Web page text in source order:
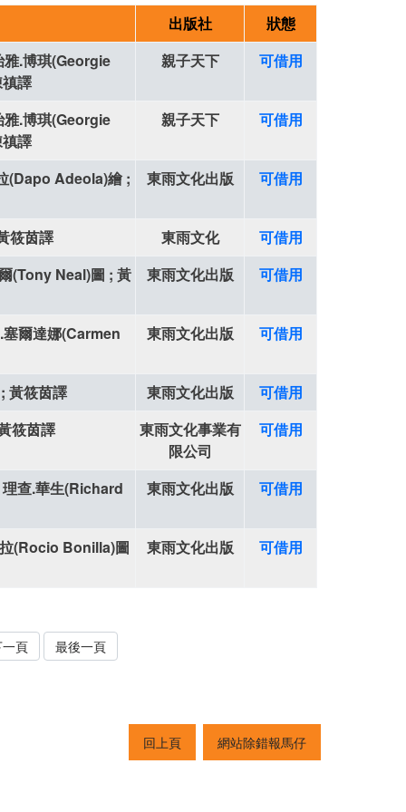
出版社
狀態
.博琪(Georgie
譯
親子天下 可借用
.博琪(Georgie
譯
親子天下 可借用
(Dapo Adeola)繪 ; 東雨文化出版 可借用
筱茵譯 東雨文化
可借用
(Tony Neal)圖 ; 黃
東雨文化出版 可借用
爾達娜(Carmen 東雨文化出版 可借用
黃筱茵譯 東雨文化出版
可借用
筱茵譯
東雨文化事業有
限公司
可借用
查.華生(Richard 東雨文化出版 可借用
(Rocio Bonilla)圖 東雨文化出版 可借用
頁 最後一頁
回上頁 網站除錯報馬仔